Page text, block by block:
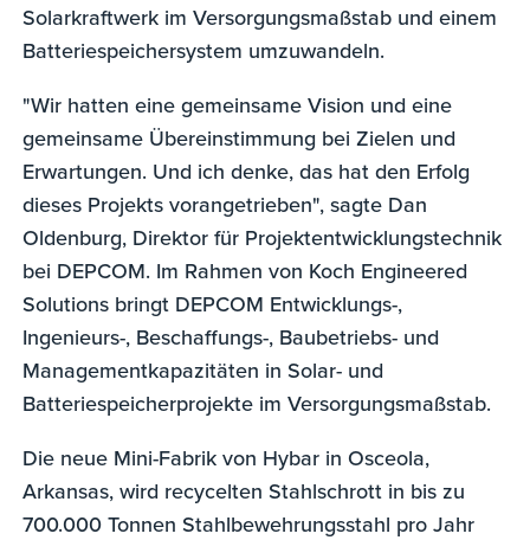
Solarkraftwerk im Versorgungsmaßstab und einem
Batteriespeichersystem umzuwandeln.
"Wir hatten eine gemeinsame Vision und eine
gemeinsame Übereinstimmung bei Zielen und
Erwartungen. Und ich denke, das hat den Erfolg
dieses Projekts vorangetrieben", sagte Dan
Oldenburg, Direktor für Projektentwicklungstechnik
bei DEPCOM. Im Rahmen von Koch Engineered
Solutions bringt DEPCOM Entwicklungs-,
Ingenieurs-, Beschaffungs-, Baubetriebs- und
Managementkapazitäten in Solar- und
Batteriespeicherprojekte im Versorgungsmaßstab.
Die neue Mini-Fabrik von Hybar in Osceola,
Arkansas, wird recycelten Stahlschrott in bis zu
700.000 Tonnen Stahlbewehrungsstahl pro Jahr